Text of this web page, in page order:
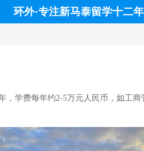
环外·专注新马泰留学十二年
学费每年约2-5万元人民币，如工